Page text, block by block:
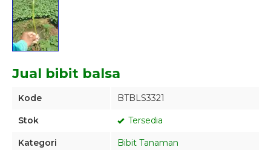
Jual bibit balsa
Kode BTBLS3321
Stok Tersedia
Kategori Bibit Tanaman